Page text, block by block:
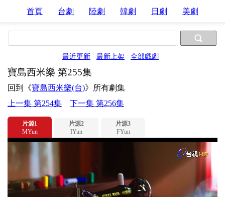
首頁 台劇 陸劇 韓劇 日劇 美劇
最近更新 最新上架 全部戲劇
寶島西米樂 第255集
回到《寶島西米樂(台)》所有劇集
上一集 第254集
下一集 第256集
片源1
MYun
片源2
IYun
片源3
FYun